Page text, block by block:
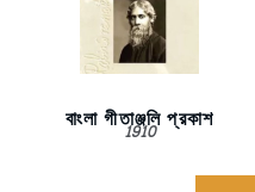
বাংলা গীতাঞ্জলি প্রকাশ
1910